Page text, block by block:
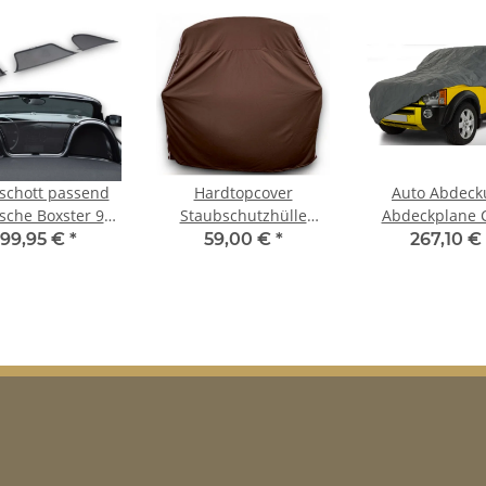
passend
Boxster 986
schwarz
€ *
Hardtopcover
Staubschutzhülle
Hardtophülle braun
59,00 € *
Auto
Abdeckplane
Ganzgarage
267,10 €